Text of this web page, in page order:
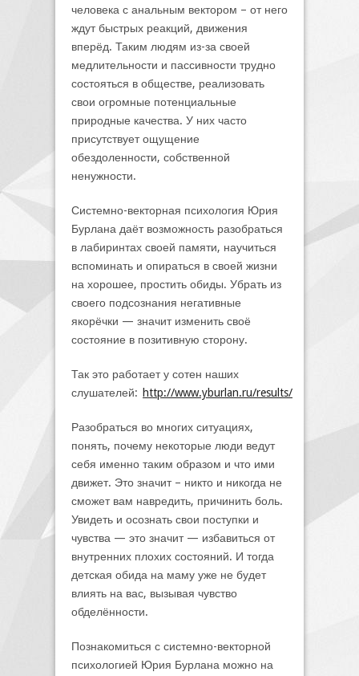
человека с анальным вектором – от него
ждут быстрых реакций, движения
вперёд. Таким людям из-за своей
медлительности и пассивности трудно
состояться в обществе, реализовать
свои огромные потенциальные
природные качества. У них часто
присутствует ощущение
обездоленности, собственной
ненужности.
Системно-векторная психология Юрия
Бурлана даёт возможность разобраться
в лабиринтах своей памяти, научиться
вспоминать и опираться в своей жизни
на хорошее, простить обиды. Убрать из
своего подсознания негативные
якорёчки — значит изменить своё
состояние в позитивную сторону.
Так это работает у сотен наших
слушателей: http://www.yburlan.ru/results/
Разобраться во многих ситуациях,
понять, почему некоторые люди ведут
себя именно таким образом и что ими
движет. Это значит – никто и никогда не
сможет вам навредить, причинить боль.
Увидеть и осознать свои поступки и
чувства — это значит — избавиться от
внутренних плохих состояний. И тогда
детская обида на маму уже не будет
влиять на вас, вызывая чувство
обделённости.
Познакомиться с системно-векторной
психологией Юрия Бурлана можно на